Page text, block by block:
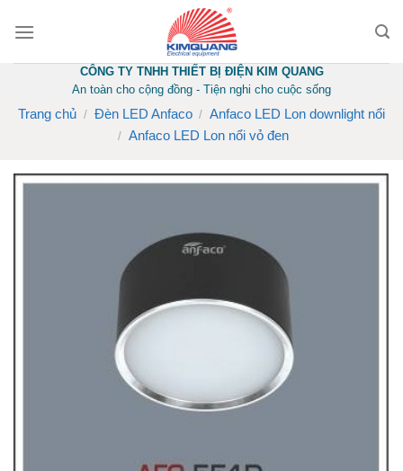
CÔNG TY TNHH THIẾT BỊ ĐIỆN KIM QUANG
An toàn cho cộng đồng - Tiện nghi cho cuộc sống
Trang chủ / Đèn LED Anfaco / Anfaco LED Lon downlight nổi
/ Anfaco LED Lon nổi vỏ đen